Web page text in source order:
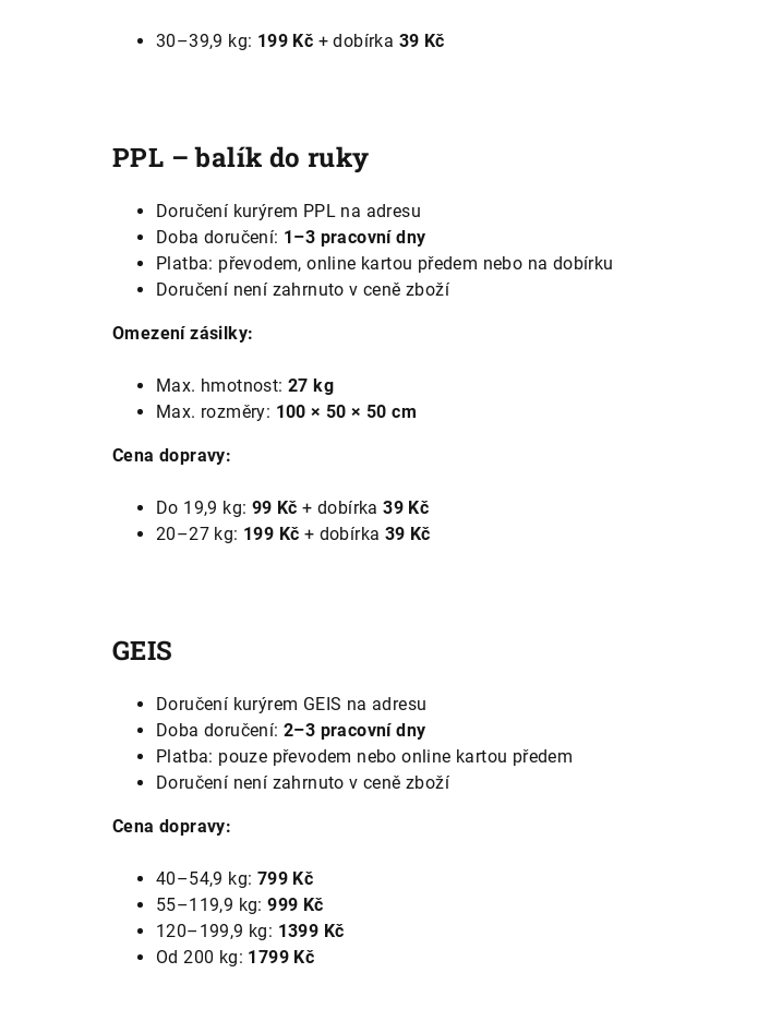
30–39,9 kg: 199 Kč + dobírka 39 Kč
PPL – balík do ruky
Doručení kurýrem PPL na adresu
Doba doručení: 1–3 pracovní dny
Platba: převodem, online kartou předem nebo na dobírku
Doručení není zahrnuto v ceně zboží
Omezení zásilky:
Max. hmotnost: 27 kg
Max. rozměry: 100 × 50 × 50 cm
Cena dopravy:
Do 19,9 kg: 99 Kč + dobírka39 Kč
20–27 kg: 199 Kč + dobírka 39 Kč
GEIS
Doručení kurýrem GEIS na adresu
Doba doručení: 2–3 pracovní dny
Platba: pouze převodem nebo online kartou předem
Doručení není zahrnuto v ceně zboží
Cena dopravy:
40–54,9 kg: 799 Kč
55–119,9 kg:999 Kč
120–199,9 kg: 1399 Kč
Od 200 kg: 1799 Kč